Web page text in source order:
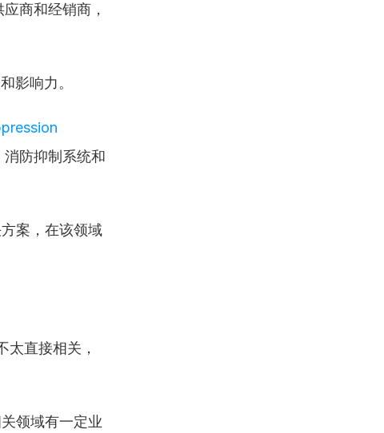
商和经销商，
影响力。
消防抑制系统和
案，在该领域
太直接相关，
领域有一定业